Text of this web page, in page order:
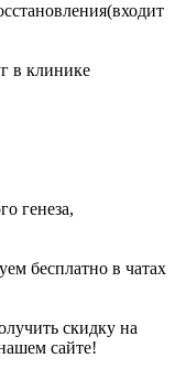
в клинике
генеза,
бесплатно в чатах
скидку на
сайте!